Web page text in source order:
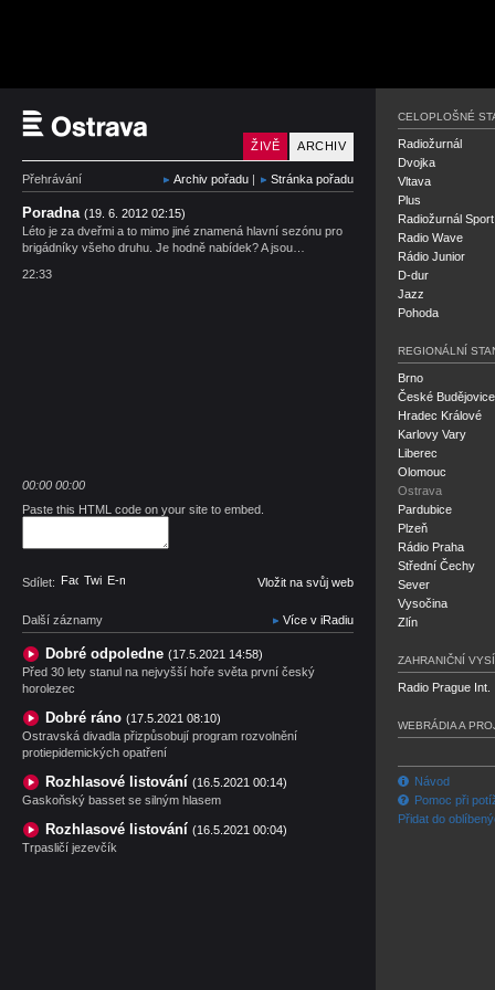
Český rozhlas Ostrava
ARCHIV
ŽIVĚ
Přehrávání Archiv pořadu | Stránka pořadu
Poradna (19. 6. 2012 02:15)
Léto je za dveřmi a to mimo jiné znamená hlavní sezónu pro
brigádníky všeho druhu. Je hodně nabídek? A jsou…
22:33
00:00 00:00
Paste this HTML code on your site to embed.
Sdílet: Facebook
TwitterE-mail Vložit na svůj web
Další záznamy Více v iRadiu
Dobré odpoledne (17.5.2021 14:58)
Před 30 lety stanul na nejvyšší hoře světa první český
horolezec
Dobré ráno (17.5.2021 08:10)
Ostravská divadla přizpůsobují program rozvolnění
protiepidemických opatření
Rozhlasové listování (16.5.2021 00:14)
Gaskoňský basset se silným hlasem
Rozhlasové listování (16.5.2021 00:04)
Trpasličí jezevčík
CELOPLOŠNÉ
Radiožurnál
Dvojka
Vltava
Plus
Radiožurnál Sport
Radio Wave
Rádio Junior
D-dur
Jazz
Pohoda
REGIONÁLNÍ
Brno
České Budějovice
Hradec Králové
Karlovy Vary
Liberec
Olomouc
Ostrava
Pardubice
Plzeň
Rádio Praha
Střední Čechy
Sever
Vysočina
Zlín
ZAHRANIČNÍ
Radio Prague Int.
WEBRÁDIA A
Návod
Pomoc při
Přidat do